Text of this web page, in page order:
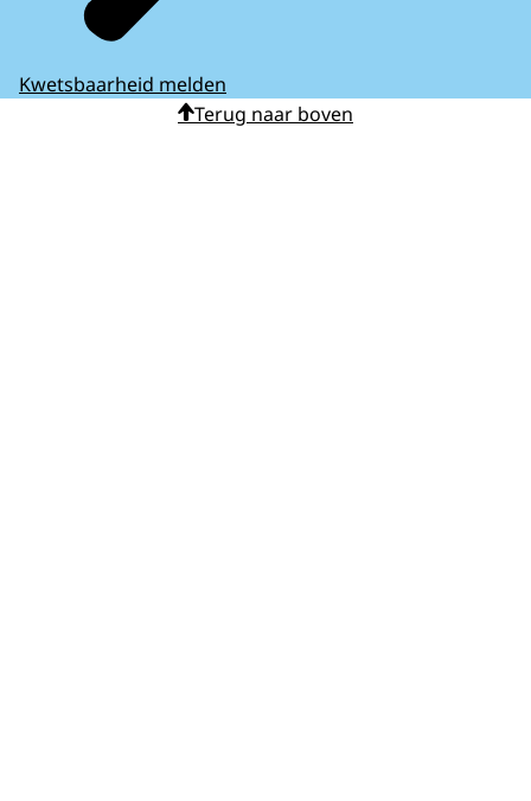
Kwetsbaarheid melden
Terug naar boven